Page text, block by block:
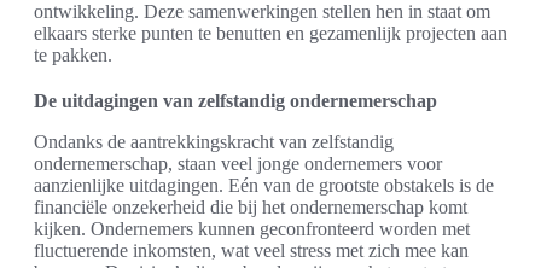
ontwikkeling. Deze samenwerkingen stellen hen in staat om
elkaars sterke punten te benutten en gezamenlijk projecten aan
te pakken.
De uitdagingen van zelfstandig ondernemerschap
Ondanks de aantrekkingskracht van zelfstandig
ondernemerschap, staan veel jonge ondernemers voor
aanzienlijke uitdagingen. Eén van de grootste obstakels is de
financiële onzekerheid die bij het ondernemerschap komt
kijken. Ondernemers kunnen geconfronteerd worden met
fluctuerende inkomsten, wat veel stress met zich mee kan